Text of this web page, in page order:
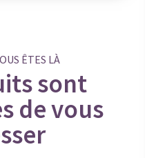
ÊTES LÀ
sont
de vous